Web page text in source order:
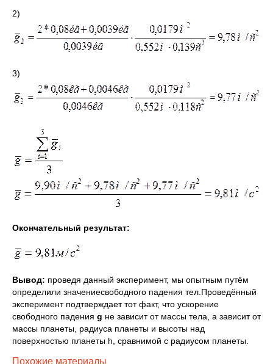
2)
3)
Окончательный результат:
Вывод: проведя данный эксперимент, мы опытным путём
определили значениесвободного падения тел.Проведённый
эксперимент подтверждает тот факт, что ускорение
свободного падения g не зависит от массы тела, а зависит от
массы планеты, радиуса планеты и высоты над
поверхностью планеты h, сравнимой с радиусом планеты.
Похожие материалы